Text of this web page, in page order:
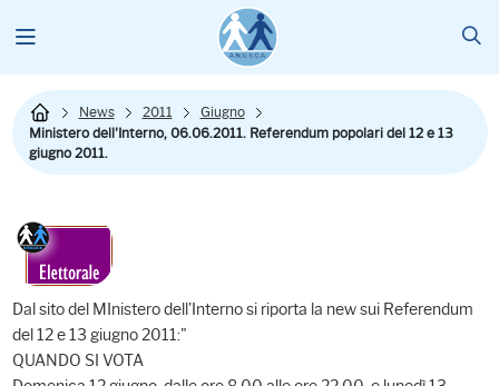
News 2011
Giugno
Ministero dell'Interno, 06.06.2011. Referendum popolari del 12 e 13
giugno 2011.
Dal sito del MInistero dell'Interno si riporta la new sui Referendum
del 12 e 13 giugno 2011:"
QUANDO SI VOTA